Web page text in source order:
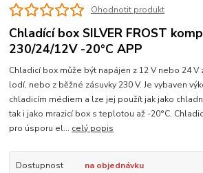
Ohodnotit produkt
Chladící box SILVER FROST
230/24/12V -20°C APP
Chladicí box může být napájen z 12 V nebo 24
lodí, nebo z běžné zásuvky 230 V. Je vybaven
chladicím médiem a lze jej použít jak jako
tak i jako mrazicí box s teplotou až -20°C.
pro úsporu el... celý popis
Dostupnost na objednávku